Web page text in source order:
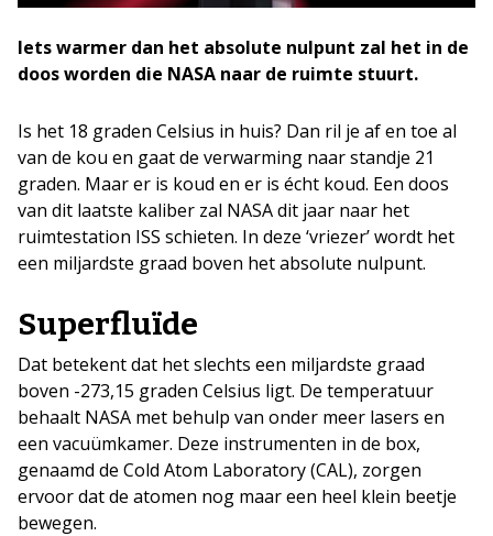
Iets warmer dan het absolute nulpunt zal het in de
doos worden die NASA naar de ruimte stuurt.
Is het 18 graden Celsius in huis? Dan ril je af en toe al
van de kou en gaat de verwarming naar standje 21
graden. Maar er is koud en er is écht koud. Een doos
van dit laatste kaliber zal NASA dit jaar naar het
ruimtestation ISS schieten. In deze ‘vriezer’ wordt het
een miljardste graad boven het absolute nulpunt.
Superfluïde
Dat betekent dat het slechts een miljardste graad
boven -273,15 graden Celsius ligt. De temperatuur
behaalt NASA met behulp van onder meer lasers en
een vacuümkamer. Deze instrumenten in de box,
genaamd de Cold Atom Laboratory (CAL), zorgen
ervoor dat de atomen nog maar een heel klein beetje
bewegen.